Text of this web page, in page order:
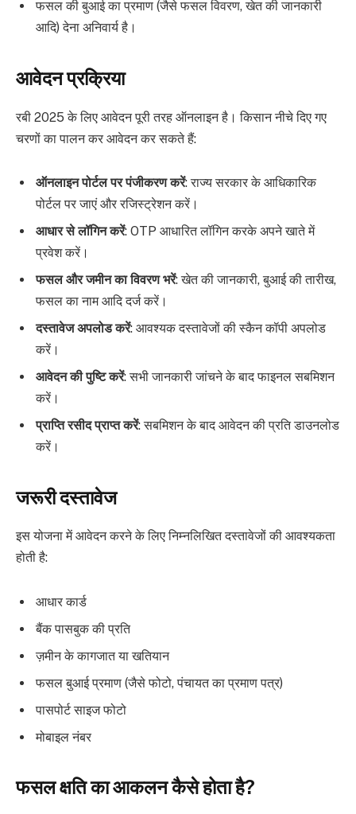
फसल की बुआई का प्रमाण (जैसे फसल विवरण, खेत की जानकारी
आदि) देना अनिवार्य है।
आवेदन प्रक्रिया
रबी 2025 के लिए आवेदन पूरी तरह ऑनलाइन है। किसान नीचे दिए गए
चरणों का पालन कर आवेदन कर सकते हैं:
ऑनलाइन पोर्टल पर पंजीकरण करें: राज्य सरकार के आधिकारिक
पोर्टल पर जाएं और रजिस्ट्रेशन करें।
आधार से लॉगिन करें: OTP आधारित लॉगिन करके अपने खाते में
प्रवेश करें।
फसल और जमीन का विवरण भरें: खेत की जानकारी, बुआई की तारीख,
फसल का नाम आदि दर्ज करें।
दस्तावेज अपलोड करें: आवश्यक दस्तावेजों की स्कैन कॉपी अपलोड
करें।
आवेदन की पुष्टि करें: सभी जानकारी जांचने के बाद फाइनल सबमिशन
करें।
प्राप्ति रसीद प्राप्त करें: सबमिशन के बाद आवेदन की प्रति डाउनलोड
करें।
जरूरी दस्तावेज
इस योजना में आवेदन करने के लिए निम्नलिखित दस्तावेजों की आवश्यकता
होती है:
आधार कार्ड
बैंक पासबुक की प्रति
ज़मीन के कागजात या खतियान
फसल बुआई प्रमाण (जैसे फोटो, पंचायत का प्रमाण पत्र)
पासपोर्ट साइज फोटो
मोबाइल नंबर
फसल क्षति का आकलन कैसे होता है?